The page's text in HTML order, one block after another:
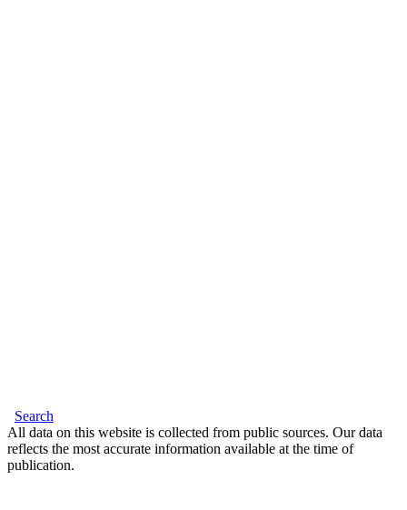
Search
All data on this website is collected from public sources. Our data
reflects the most accurate information available at the time of
publication.